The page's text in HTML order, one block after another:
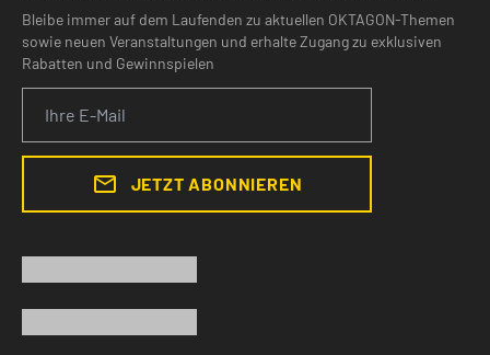
Bleibe immer auf dem Laufenden zu aktuellen OKTAGON-Themen
sowie neuen Veranstaltungen und erhalte Zugang zu exklusiven
Rabatten und Gewinnspielen
JETZT ABONNIEREN